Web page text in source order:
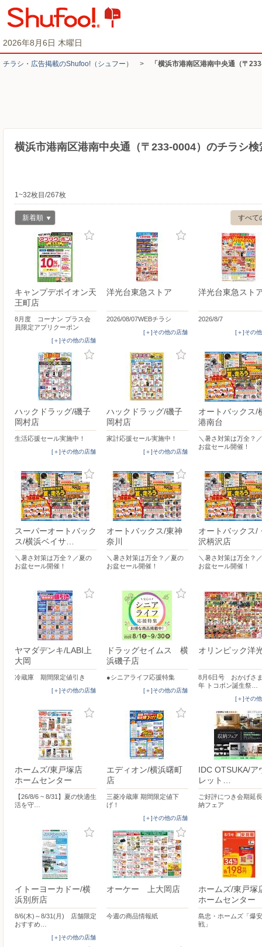
2026年8月6日 木曜日
チラシ・​広告掲載の​Shufoo!​（シュフー） > 「横浜市港南区港南中央通（〒
横浜市港南区港南中央通（〒233-0004）のチラシ検
1~32枚目/267枚
すべて
新着順
キャンプデポイオン天
王町店
8月度 コーナン プラス会
員限定アプリクーポン
[＋]その他の店舗
洋光台東急ストア
2026/08/07WEBチラシ
[＋]その他の店舗
洋光台東急スト
2026/8/7
[＋]その
ハックドラッグ/磯子
岡村店
生活応援セール実施中！
[＋]その他の店舗
ハックドラッグ/磯子
岡村店
家計応援セール実施中！
[＋]その他の店舗
オートバックス/
港南台
＼暑さ対策は万全？
お盆セール開催！
スーパーオートバック
ス/横浜ベイサ…
＼暑さ対策は万全？／夏の
お盆セール開催！
オートバックス/東神
奈川
＼暑さ対策は万全？／夏の
お盆セール開催！
オートバックス/
沢柄沢店
＼暑さ対策は万全？
お盆セール開催！
ヤマダデンキ/LABI上
大岡
冷蔵庫 期間限定値引き
[＋]その他の店舗
ドラッグセイムス 横
浜磯子店
●シニアライフ応援特集
[＋]その他の店舗
オリンピック洋
8月6日号 おかげさ
年 トコポン誕生祭…
[＋]その
ホームズ/東戸塚店
ホームセンター
【26/8/6 ~ 8/31】夏の快適生
活を守…
エディオン/横浜曙町
店
三菱冷蔵庫 期間限定値下
げ！
[＋]その他の店舗
IDC OTSUKA/ア
レット…
ご好評につき会期延
納フェア
イトーヨーカドー/横
浜別所店
8/6(木)～8/31(月) 店舗限定
おすすめ…
[＋]その他の店舗
オーケー 上大岡店
今週の商品情報紙
ホームズ/東戸
ホームセンター
島忠・ホームズ「爆
戦」